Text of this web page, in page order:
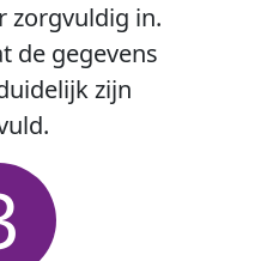
zorgvuldig in.
de gegevens
zijn